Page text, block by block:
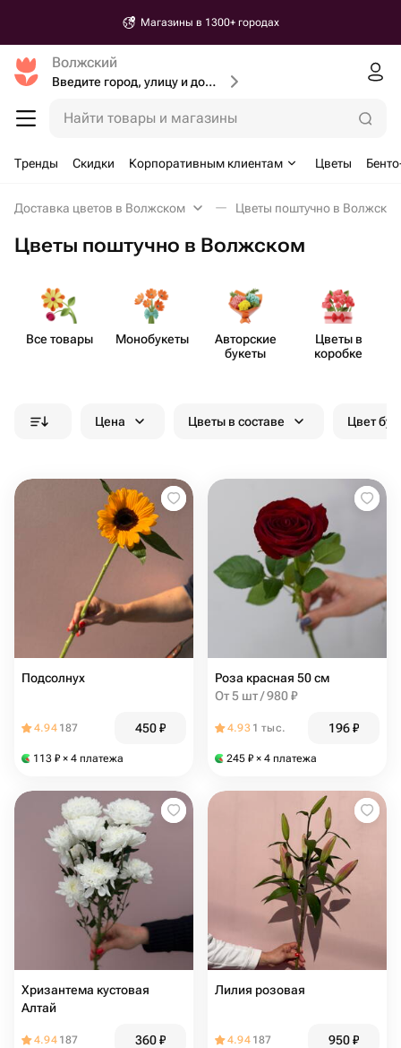
Магазины в 1300+ городах
Волжский
Введите город, улицу и дом доставки
Найти товары и магазины
Тренды Скидки Корпоративным клиентам Цветы
Доставка цветов в Волжском Цветы поштучно в
Цветы поштучно в Волжском
Все товары Моно​букеты
Авторские
букеты
Цветы в
коробке
Цена Цветы в составе Цвет
Подсолнух
4.94 187 450₽
113 ₽ × 4 платежа
Роза красная 50 см
От 5 шт / 980 ₽
4.93 1 тыс. 196₽
245 ₽ × 4 платежа
Хризантема кустовая
Алтай
4.94 187 360₽
Лилия розовая
4.94 187 950₽